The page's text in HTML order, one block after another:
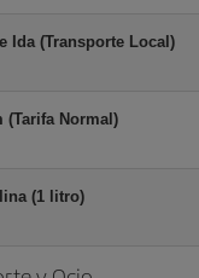
Ida (Transporte Local)
(Tarifa Normal)
(1 litro)